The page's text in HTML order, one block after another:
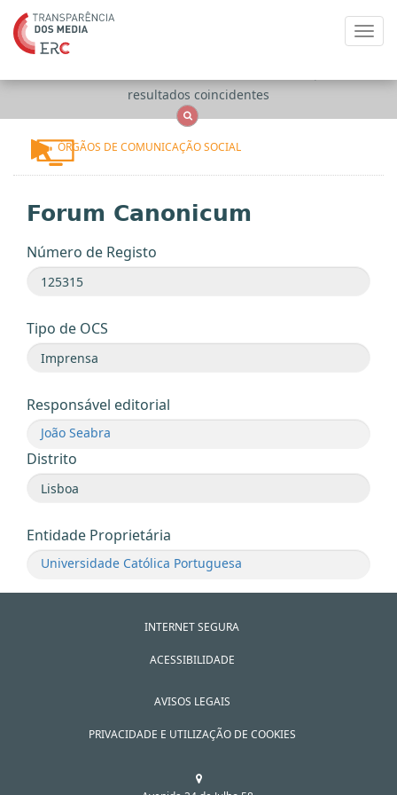
resultados coincidentes
ÓRGÃOS DE COMUNICAÇÃO SOCIAL
Forum Canonicum
Número de Registo
Tipo de OCS
Responsável editorial
João Seabra
Distrito
Entidade Proprietária
Universidade Católica Portuguesa
INTERNET SEGURA
ACESSIBILIDADE
AVISOS LEGAIS
PRIVACIDADE E UTILIZAÇÃO DE COOKIES